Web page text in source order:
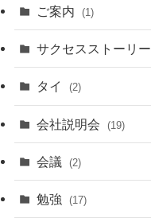
ご案内 (1)
サクセスストーリー
タイ (2)
会社説明会 (19)
会議 (2)
勉強 (17)